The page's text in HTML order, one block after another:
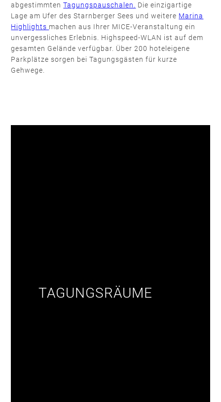
abgestimmtenTagungspauschalen.
Die einzigartige
Lage am Ufer des Starnberger Sees und weitere Marina
Highlights machen aus Ihrer MICE-Veranstaltung ein
unvergessliches Erlebnis. Highspeed-WLAN ist auf dem
gesamten Gelände verfügbar. Über 200 hoteleigene
Parkplätze sorgen bei Tagungsgästen für kurze
Gehwege.
TAGUNGSRÄUME